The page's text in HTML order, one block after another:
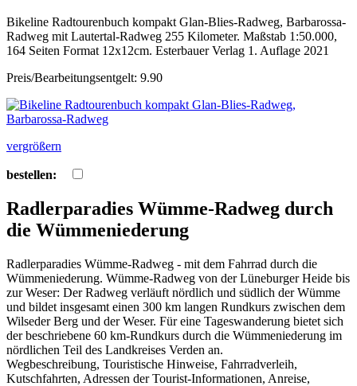
Bikeline Radtourenbuch kompakt Glan-Blies-Radweg, Barbarossa-
Radweg mit Lautertal-Radweg 255 Kilometer. Maßstab 1:50.000,
164 Seiten Format 12x12cm. Esterbauer Verlag 1. Auflage 2021
Preis/Bearbeitungsentgelt: 9.90
vergrößern
bestellen:
Radlerparadies Wümme-Radweg durch
die Wümmeniederung
Radlerparadies Wümme-Radweg - mit dem Fahrrad durch die
Wümmeniederung. Wümme-Radweg von der Lüneburger Heide bis
zur Weser: Der Radweg verläuft nördlich und südlich der Wümme
und bildet insgesamt einen 300 km langen Rundkurs zwischen dem
Wilseder Berg und der Weser. Für eine Tageswanderung bietet sich
der beschriebene 60 km-Rundkurs durch die Wümmeniederung im
nördlichen Teil des Landkreises Verden an.
Wegbeschreibung, Touristische Hinweise, Fahrradverleih,
Kutschfahrten, Adressen der Tourist-Informationen, Anreise,